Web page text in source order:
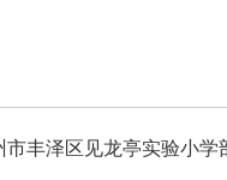
市丰泽区见龙亭实验小学